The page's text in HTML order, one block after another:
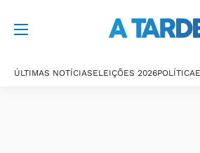
ÚLTIMAS NOTÍCIASELEIÇÕES 2026POLÍTICA